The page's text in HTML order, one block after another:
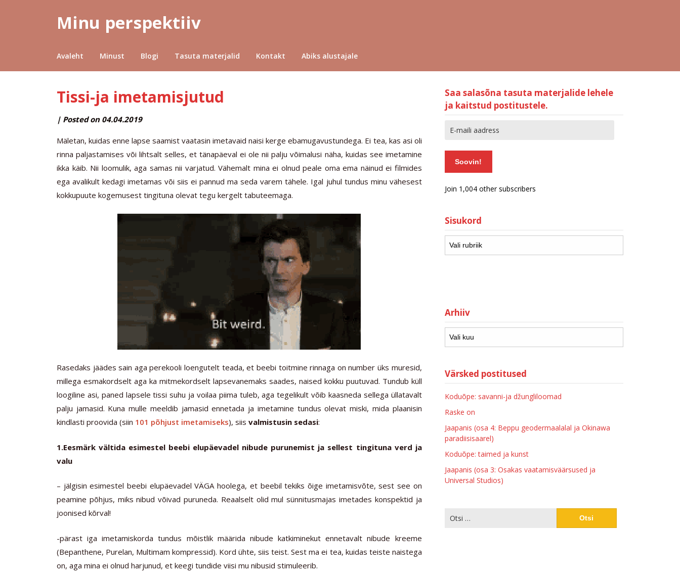
Minu perspektiiv
Avaleht Minust Blogi Tasuta materjalid Kontakt Abiks alustajale
Tissi-ja imetamisjutud
by
| Posted on 04.04.2019
Mäletan, kuidas enne lapse saamist vaatasin imetavaid naisi kerge ebamugavustundega. Ei tea, kas asi oli
rinna paljastamises või lihtsalt selles, et tänapäeval ei ole nii palju võimalusi näha, kuidas see imetamine
ikka käib. Nii loomulik, aga samas nii varjatud. Vähemalt mina ei olnud peale oma ema näinud ei filmides
ega avalikult kedagi imetamas või siis ei pannud ma seda varem tähele. Igal juhul tundus minu vähesest
kokkupuute kogemusest tingituna olevat tegu kergelt tabuteemaga.
Rasedaks jäädes sain aga perekooli loengutelt teada, et beebi toitmine rinnaga on number üks muresid,
millega esmakordselt aga ka mitmekordselt lapsevanemaks saades, naised kokku puutuvad. Tundub küll
loogiline asi, paned lapsele tissi suhu ja voilaa piima tuleb, aga tegelikult võib kaasneda sellega üllatavalt
palju jamasid. Kuna mulle meeldib jamasid ennetada ja imetamine tundus olevat miski, mida plaanisin
kindlasti proovida (siin 101 põhjust imetamiseks), siis valmistusin sedasi:
1.Eesmärk vältida esimestel beebi elupäevadel nibude purunemist ja sellest tingituna verd ja
valu
– jälgisin esimestel beebi elupäevadel VÄGA hoolega, et beebil tekiks õige imetamisvõte, sest see on
peamine põhjus, miks nibud võivad puruneda. Reaalselt olid mul sünnitusmajas imetades konspektid ja
joonised kõrval!
-pärast iga imetamiskorda tundus mõistlik määrida nibude katkiminekut ennetavalt nibude kreeme
(Bepanthene, Purelan, Multimam kompressid). Kord ühte, siis teist. Sest ma ei tea, kuidas teiste naistega
on, aga mina ei olnud harjunud, et keegi tundide viisi mu nibusid stimuleerib.
Saa salasõna tasuta materjalide lehele
ja kaitstud postitustele.
Soovin!
Join 1,004 other subscribers
Sisukord
Arhiiv
Värsked postitused
Koduõpe: savanni-ja džungliloomad
Raske on
Jaapanis (osa 4: Beppu geodermaalalal ja Okinawa
paradiisisaarel)
Koduõpe: taimed ja kunst
Jaapanis (osa 3: Osakas vaatamisväärsused ja
Universal Studios)